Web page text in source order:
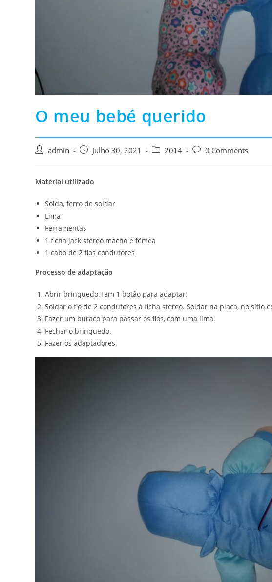
O meu bebé querido
Postadmin
Post Julho 30, 2021
Post 2014
Post0 Comments
Material utilizado
Solda, ferro de soldar
Lima
Ferramentas
1 ficha jack stereo macho e fêmea
1 cabo de 2 fios condutores
Processo de adaptação
Abrir brinquedo.Tem 1 botão para adaptar.
Soldar o fio de 2 condutores à ficha stereo. Soldar na placa, no sítio
Fazer um buraco para passar os fios, com uma lima.
Fechar o brinquedo.
Fazer os adaptadores.